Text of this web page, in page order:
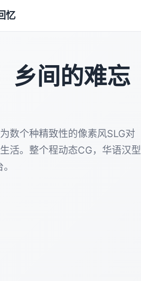
忆
乡间的难忘
数个种精致性的像素风SLG对
活。整个程动态CG，华语汉型